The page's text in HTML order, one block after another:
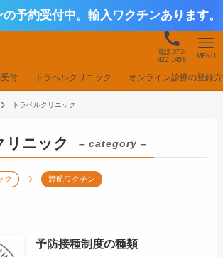
予約受付中。輸入ワクチンあります。
電話 073-
422-1458
MENU
付 トラベルクリニック オンライン診療の登録
トラベルクリニック
リニック – category –
ク 渡航ワクチン
予防接種制度の種類